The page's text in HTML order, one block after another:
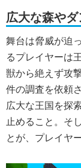
広大な森や
舞台は脅威が迫
るプレイヤーは
獣から絶えず攻
件の調査を依頼
広大な王国を探
止めること。そ
とが、プレイヤ